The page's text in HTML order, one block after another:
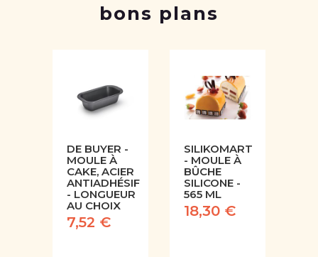
bons plans
DE BUYER -
MOULE À
CAKE, ACIER
ANTIADHÉSIF
- LONGUEUR
AU CHOIX
7,52 €
SILIKOMART
- MOULE À
BÛCHE
SILICONE -
565 ML
18,30 €